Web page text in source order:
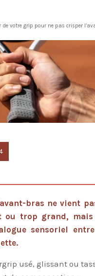
de votre grip pour ne pas crisper
bras ne vient
trop grand, mais
sensoriel
usé, glissant ou